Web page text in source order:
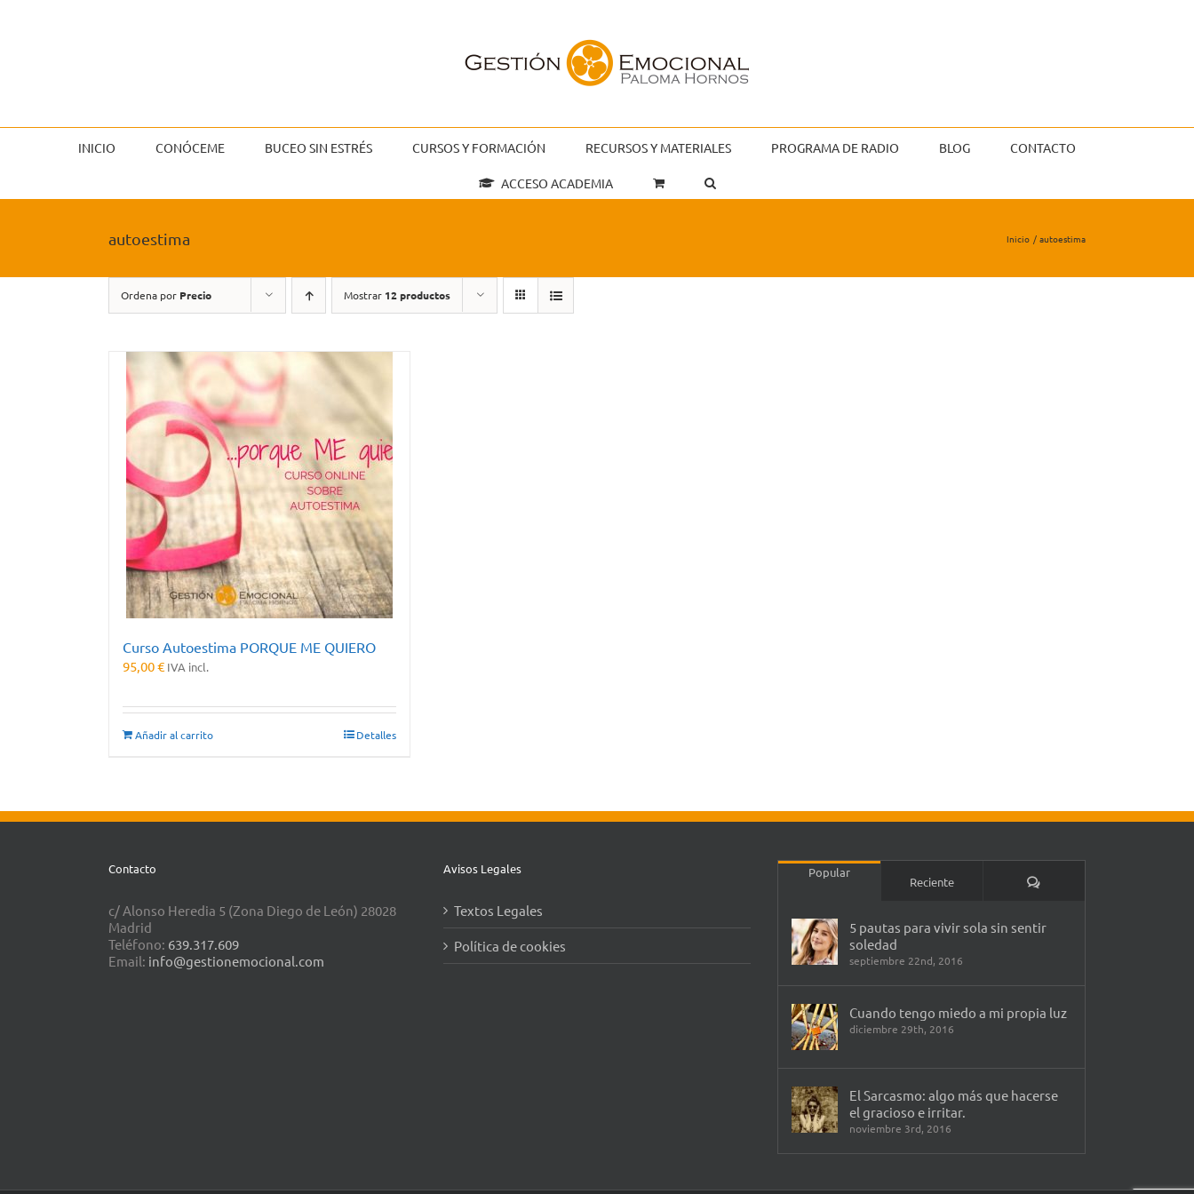
INICIO CONÓCEME BUCEO SIN ESTRÉS CURSOS Y FORMACIÓN RECURSOS Y MATERIALES PROGRAMA DE RADIO BLOG CONTACTO
ACCESO ACADEMIA
autoestima Inicio autoestima
Ordena por Precio Mostrar 12 productos
Curso Autoestima PORQUE ME QUIERO
95,00€ IVA incl.
Añadir al carrito Detalles
Contacto
c/ Alonso Heredia 5 (Zona Diego de León) 28028
Madrid
Teléfono: 639.317.609
Email: info@gestionemocional.com
Avisos Legales
Textos Legales
Política de cookies
Popular
Reciente Comentarios
5 pautas para vivir sola sin sentir
soledad
septiembre 22nd, 2016
Cuando tengo miedo a mi propia luz
diciembre 29th, 2016
El Sarcasmo: algo más que hacerse
el gracioso e irritar.
noviembre 3rd, 2016